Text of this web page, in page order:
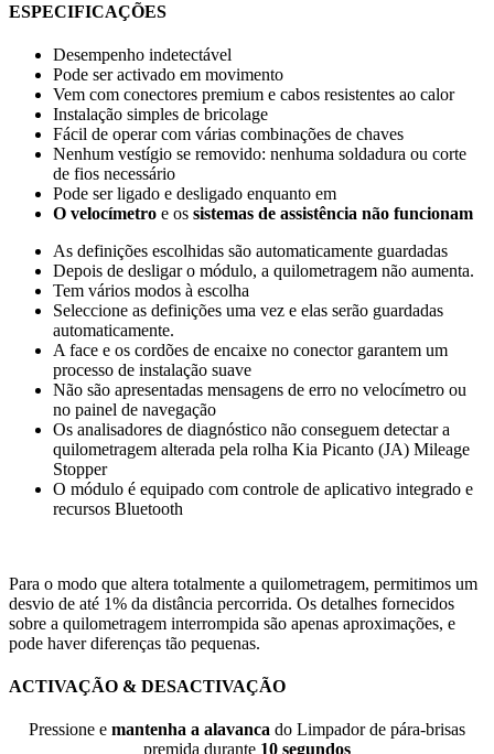
ESPECIFICAÇÕES
Desempenho indetectável
Pode ser activado em movimento
Vem com conectores premium e cabos resistentes ao calor
Instalação simples de bricolage
Fácil de operar com várias combinações de chaves
Nenhum vestígio se removido: nenhuma soldadura ou corte
de fios necessário
Pode ser ligado e desligado enquanto em
O velocímetro e os sistemas de assistência não funcionam
As definições escolhidas são automaticamente guardadas
Depois de desligar o módulo, a quilometragem não aumenta.
Tem vários modos à escolha
Seleccione as definições uma vez e elas serão guardadas
automaticamente.
A face e os cordões de encaixe no conector garantem um
processo de instalação suave
Não são apresentadas mensagens de erro no velocímetro ou
no painel de navegação
Os analisadores de diagnóstico não conseguem detectar a
quilometragem alterada pela rolha Kia Picanto (JA) Mileage
Stopper
O módulo é equipado com controle de aplicativo integrado e
recursos Bluetooth
Para o modo que altera totalmente a quilometragem, permitimos um
desvio de até 1% da distância percorrida. Os detalhes fornecidos
sobre a quilometragem interrompida são apenas aproximações, e
pode haver diferenças tão pequenas.
ACTIVAÇÃO & DESACTIVAÇÃO
Pressione e mantenha a alavanca do Limpador de pára-brisas
premida durante 10 segundos